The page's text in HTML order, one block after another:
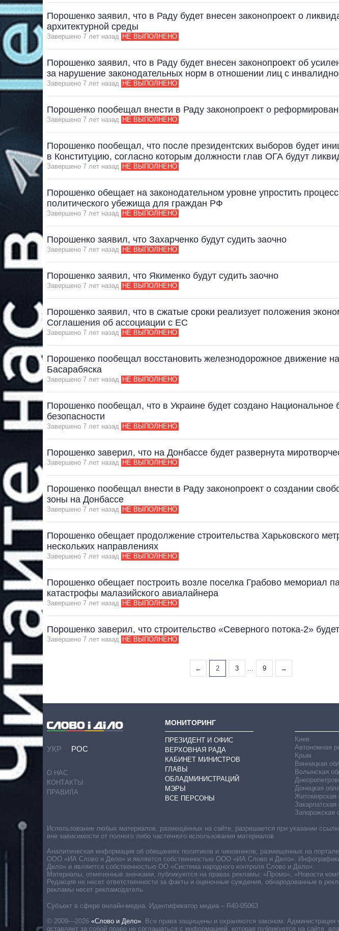
Порошенко заявил, что в Раду будет внесен законопроект о
архитектурной среды
Завершено 7 лет назад НЕ ВЫПОЛНЕНО
Порошенко заявил, что в Раду будет внесен законопроект об
за нарушение законодательных норм в отношении лиц с
Завершено 7 лет назад НЕ ВЫПОЛНЕНО
Порошенко пообещал внести в Раду законопроект о
Завершено 7 лет назад НЕ ВЫПОЛНЕНО
Порошенко пообещал, что после президентских выборов будет
в Конституцию, согласно которым должности глав ОГА будут
Завершено 7 лет назад НЕ ВЫПОЛНЕНО
Порошенко обещает на законодательном уровне упростить
политического убежища для граждан РФ
Завершено 7 лет назад НЕ ВЫПОЛНЕНО
Порошенко заявил, что Захарченко будут судить заочно
Завершено 7 лет назад НЕ ВЫПОЛНЕНО
Порошенко заявил, что Якименко будут судить заочно
Завершено 7 лет назад НЕ ВЫПОЛНЕНО
Порошенко заявил, что в сжатые сроки реализует положения
Соглашения об ассоциации с ЕС
Завершено 7 лет назад НЕ ВЫПОЛНЕНО
Порошенко пообещал восстановить железнодорожное движение
Басарабяска
Завершено 7 лет назад НЕ ВЫПОЛНЕНО
Порошенко пообещал, что в Украине будет создано
безопасности
Завершено 7 лет назад НЕ ВЫПОЛНЕНО
Порошенко заверил, что на Донбассе будет развернута
Завершено 7 лет назад НЕ ВЫПОЛНЕНО
Порошенко пообещал внести в Раду законопроект о создании
зоны на Донбассе
Завершено 7 лет назад НЕ ВЫПОЛНЕНО
Порошенко обещает продолжение строительства Харьковского
нескольких направлениях
Завершено 7 лет назад НЕ ВЫПОЛНЕНО
Порошенко обещает построить возле поселка Грабово мемориал
катастрофы малазийского авиалайнера
Завершено 7 лет назад НЕ ВЫПОЛНЕНО
Порошенко заверил, что строительство «Северного потока-2»
Завершено 7 лет назад НЕ ВЫПОЛНЕНО
← 2 3 ... 9 →
УКР РОС
О НАС
КОНТАКТЫ
ПРАВИЛА
МОНИТОРИНГ
ПРЕЗИДЕНТ И ОФИС
ВЕРХОВНАЯ РАДА
КАБИНЕТ МИНИСТРОВ
ГЛАВЫ
ОБЛАДМИНИСТРАЦИЙ
МЭРЫ
ВСЕ ПЕРСОНЫ
Киев
Автономная
Крым
Винницкая
Волынская
Донецкая
Житомирская
Закарпатская
Запорожская
Субъект в сфере онлайн-медиа. Идентификатор медиа – R40-05063
© 2009—2026 «Слово и Дело»
Все права защищены и охраняются законом. Администрация
оставляет за собой право не соглашаться с информацией, которая публикуется на сайте,
Использование любых материалов, размещённых на сайте, разрешается при указании
вне зависимости от полного либо частичного использования материалов.
Аналитическая информация об обещаниях политиков и чиновников, размещенных на
ООО «ИА Слово и Дело» и является собственностью ООО «ИА Слово и Дело».
Дело» и являются собственностью ОО «Система народного контроля Слово и Дело».
Материалы, отмеченные значками, публикуются на правах рекламы: «Промо», «Новости
Редакция не несет ответственности за факты и оценочные суждения, обнародованные в
рекламы несет рекламодатель.